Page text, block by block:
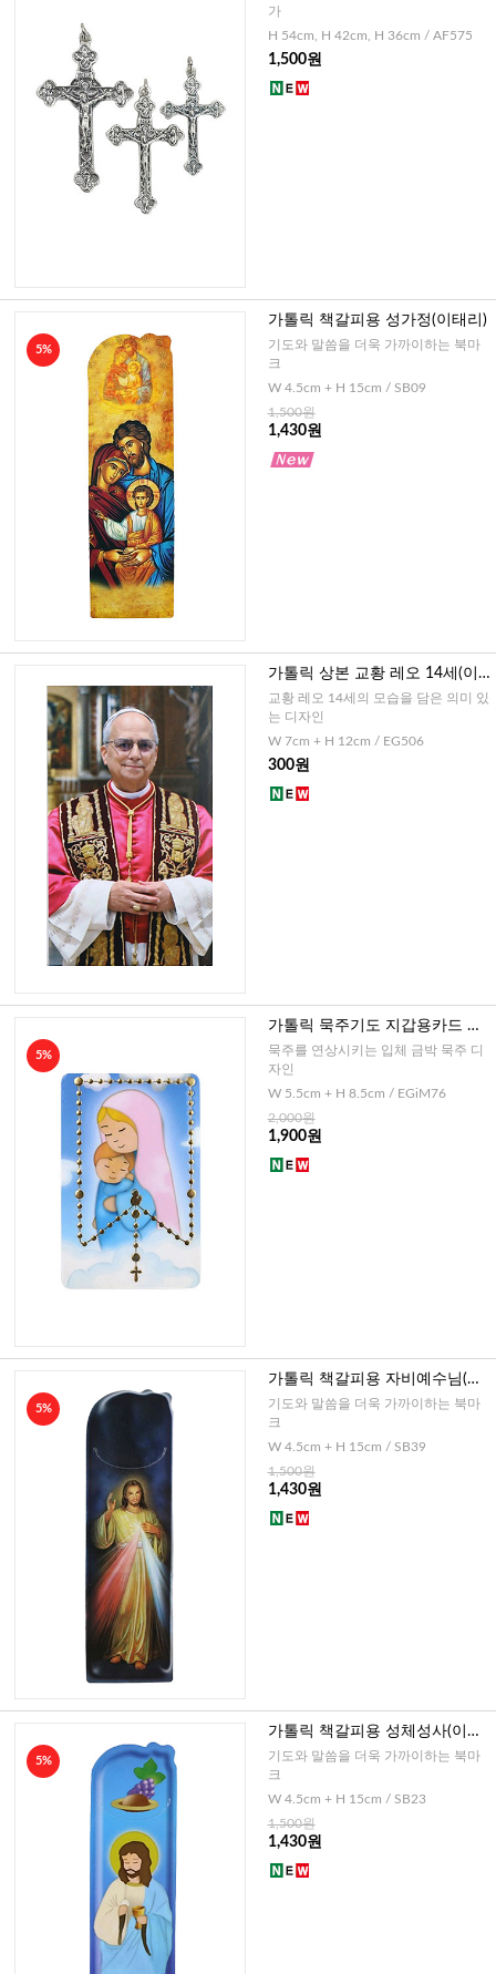
가
H 54cm, H 42cm, H 36cm / AF575
1,500원
5%
가톨릭 책갈피용 성가정(이태리)
기도와 말씀을 더욱 가까이하는 북마
크
W 4.5cm + H 15cm / SB09
1,500원
1,430원
가톨릭 상본 교황 레오 14세(이
태리)
교황 레오 14세의 모습을 담은 의미 있
는 디자인
W 7cm + H 12cm / EG506
300원
5%
가톨릭 묵주기도 지갑용카드 책
갈피겸용-성모자(이태리)
묵주를 연상시키는 입체 금박 묵주 디
자인
W 5.5cm + H 8.5cm / EGiM76
2,000원
1,900원
5%
가톨릭 책갈피용 자비예수님(이
태리)
기도와 말씀을 더욱 가까이하는 북마
크
W 4.5cm + H 15cm / SB39
1,500원
1,430원
5%
가톨릭 책갈피용 성체성사(이태
리)
기도와 말씀을 더욱 가까이하는 북마
크
W 4.5cm + H 15cm / SB23
1,500원
1,430원